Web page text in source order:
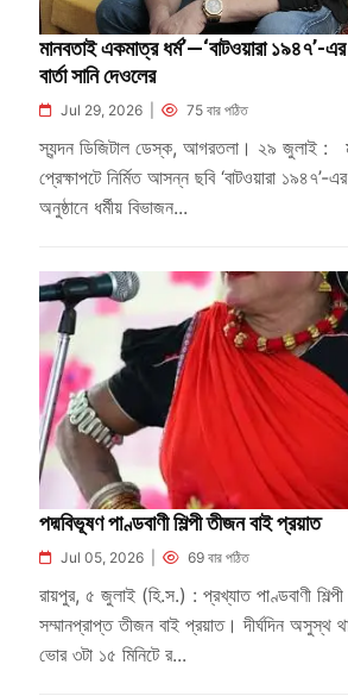
মানবতাই একমাত্র ধর্ম’—‘বাটওয়ারা ১৯৪৭’-
বার্তা সানি দেওলের
Jul 29, 2026 | 75 বার পঠিত
স্যন্দন ডিজিটাল ডেস্ক, আগরতলা। ২৯ জুলাই :
প্রেক্ষাপটে নির্মিত আসন্ন ছবি ‘বাটওয়ারা ১৯৪৭’-
অনুষ্ঠানে ধর্মীয় বিভাজন...
পদ্মবিভূষণ পাণ্ডবাণী শিল্পী তীজন বাই প্রয়াত
Jul 05, 2026 | 69 বার পঠিত
রায়পুর, ৫ জুলাই (হি.স.) : প্রখ্যাত পাণ্ডবাণী
সম্মানপ্রাপ্ত তীজন বাই প্রয়াত। দীর্ঘদিন অসুস্থ
ভোর ৩টা ১৫ মিনিটে র...